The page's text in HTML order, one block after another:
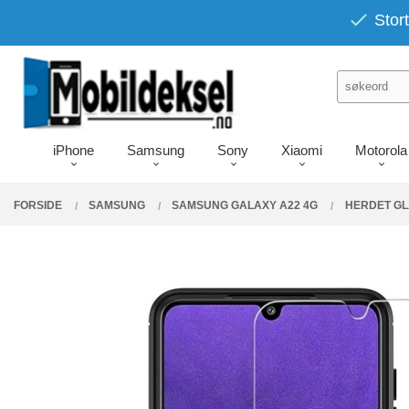
innholdet
iPhone Samsung Sony Xiaomi Motorola
FORSIDE SAMSUNG SAMSUNG GALAXY A22 4G HERDET